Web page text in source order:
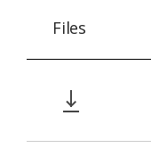
Files